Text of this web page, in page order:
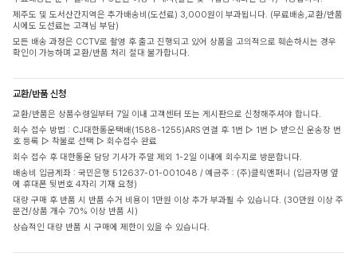
제주도 및 도서산간지역은 추가배송비(도선료) 3,000원이 부과됩니다. (무료배송,교환/반품
시에도 도선료는 고객님 부담)
모든 배송 과정은 CCTV로 촬영 후 출고 진행되고 있어 상품을 고의적으로 훼손하시는 경우
확인이 가능하며 교환/반품 처리 절대 불가합니다.
교환/반품 신청
교환/반품은 상품수령일부터 7일 이내 고객센터 또는 게시판으로 신청해주셔야 합니다.
회수 접수 방법 : CJ대한통운택배(1588-1255)ARS 연결 후 1번 ▷ 1번 ▷ 받으신 운송장 번
호 등록 ▷ 착불로 선택 ▷ 회수접수 완료
회수 접수 후 대한통운 담당 기사가 주말 제외 1-2일 이내에 회수지로 방문합니다.
배송비 입금계좌 : 국민은행 512637-01-001048 / 예금주 : (주)클릭앤퍼니 (입금자명 옆
에 휴대폰 뒷번호 4자리 기재 요청)
대량 구매 후 반품 시 반품 수거 비용이 1만원 이상 추가 부과될 수 있습니다. (30만원 이상 주
문건/상품 개수 70% 이상 반품 시)
상습적인 대량 반품 시 구매에 제한이 있을 수 있습니다.